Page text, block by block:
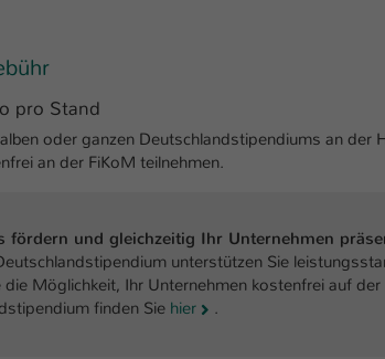
pro Stand
oder ganzen Deutschlandstipendiums an der
an der FiKoM teilnehmen.
fördern und gleichzeitig Ihr Unternehmen
unterstützen Sie
die Möglichkeit, Ihr Unternehmen kostenfrei auf
finden Sie hier .